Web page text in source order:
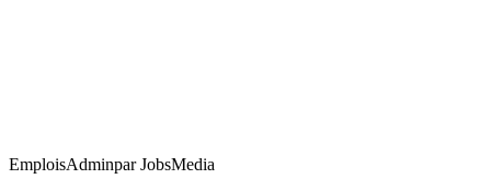
EmploisAdminpar JobsMedia